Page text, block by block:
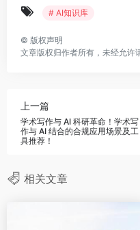
# AI知识库
© 版权声明
文章版权归作者所有，未经允许
上一篇
学术写作与 AI 科研革命！学术写
作与 AI 结合的合规应用场景及工
具推荐！
相关文章